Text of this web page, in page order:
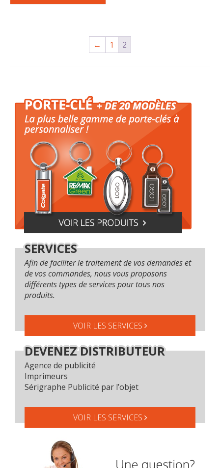
SERVICES
Afin de faciliter le traitement de vos demandes et
de vos commandes, nous vous proposons
différents types de services pour tous nos
produits.
VOIR LES SERVICES
DEVENEZ DISTRIBUTEUR
Agence de publicité
Imprimeurs
Sérigraphe Publicité par l’objet
VOIR LES SERVICES
← 1 2